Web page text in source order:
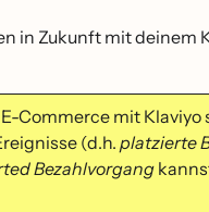
in Zukunft mit deinem
Commerce mit Klaviyo
(d.h.platzierte
Bezahlvorgang